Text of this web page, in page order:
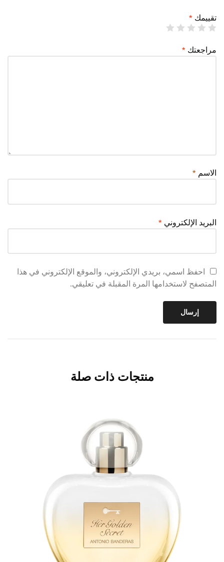
تقييمك *
مراجعتك *
الاسم *
البريد الإلكتروني *
احفظ اسمي، بريدي الإلكتروني، والموقع الإلكتروني في هذا
المتصفح لاستخدامها المرة المقبلة في تعليقي.
منتجات ذات صلة